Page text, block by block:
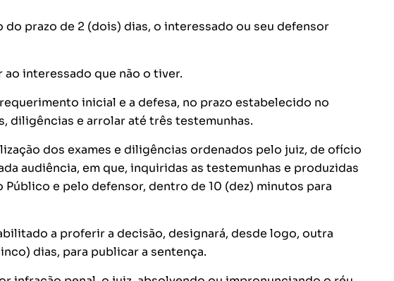
prazo de 2 (dois) dias, o interessado ou seu defensor
ao interessado que não o tiver.
inicial e a defesa, no prazo estabelecido no
diligências e arrolar até três testemunhas.
dos exames e diligências ordenados pelo juiz, de ofício
audiência, em que, inquiridas as testemunhas e produzidas
e pelo defensor, dentro de 10 (dez) minutos para
a proferir a decisão, designará, desde logo, outra
dias, para publicar a sentença.